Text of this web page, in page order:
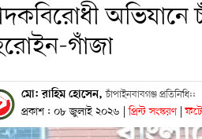
অভিযানে
গাঁজা
মো: রাহিম হোসেন,চাঁপাইনবাবগঞ্জ প্রতিনিধি::
প্রকাশ : ০৮ জুলাই ২০২৬ | প্রিন্ট সংস্করণ |